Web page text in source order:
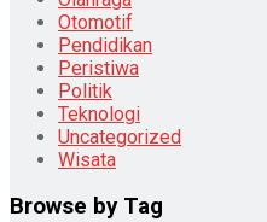
Otomotif
Pendidikan
Peristiwa
Politik
Teknologi
Uncategorized
Wisata
Browse by Tag